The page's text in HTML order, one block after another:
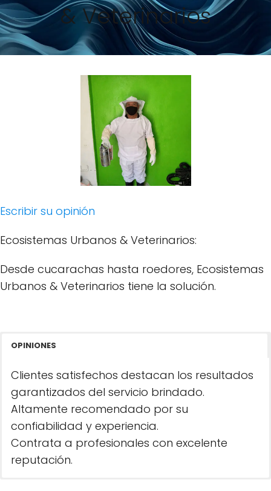
& Veterinarios
Escribir su opinión
Ecosistemas Urbanos & Veterinarios:
Desde cucarachas hasta roedores, Ecosistemas
Urbanos & Veterinarios tiene la solución.
OPINIONES
Clientes satisfechos destacan los resultados
garantizados del servicio brindado.
Altamente recomendado por su
confiabilidad y experiencia.
Contrata a profesionales con excelente
reputación.